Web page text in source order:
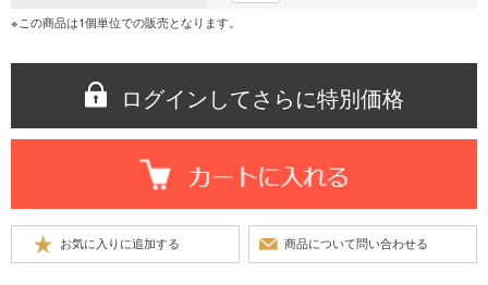
※この商品は1個単位での販売となります。
ログインしてさらに特別価格